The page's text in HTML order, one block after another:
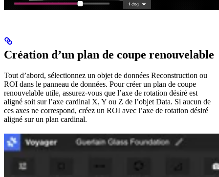
Création d’un plan de coupe renouvelable
Tout d’abord, sélectionnez un objet de données Reconstruction ou
ROI dans le panneau de données. Pour créer un plan de coupe
renouvelable utile, assurez-vous que l’axe de rotation désiré est
aligné soit sur l’axe cardinal X, Y ou Z de l’objet Data. Si aucun de
ces axes ne correspond, créez un ROI avec l’axe de rotation désiré
aligné sur un plan cardinal.